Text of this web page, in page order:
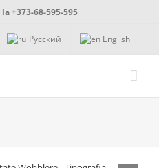
+373-68-595-595
Русский English